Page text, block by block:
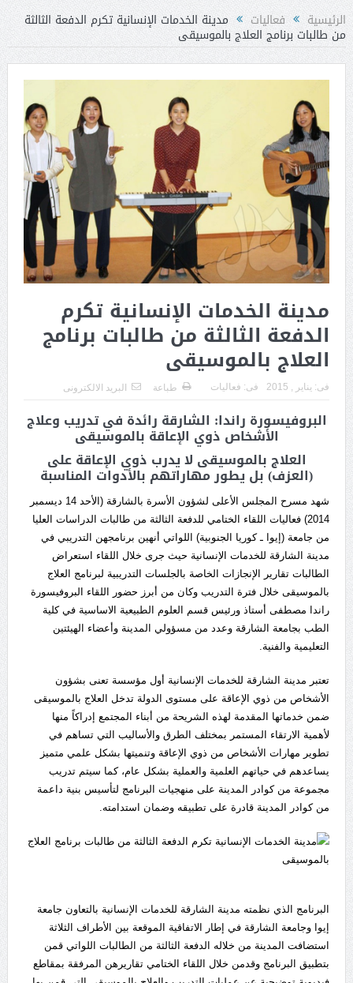
الرئيسية فعاليات مدينة الخدمات الإنسانية تكرم الدفعة الثالثة
من طالبات برنامج العلاج بالموسيقى
مدينة الخدمات الإنسانية تكرم
الدفعة الثالثة من طالبات برنامج
العلاج بالموسيقى
فى: يناير , 2015 فى: فعاليات طباعة البريد الالكترونى
البروفيسورة راندا: الشارقة رائدة في تدريب وعلاج
الأشخاص ذوي الإعاقة بالموسيقى
العلاج بالموسيقى لا يدرب ذوي الإعاقة على
(العزف) بل يطور مهاراتهم بالأدوات المناسبة
شهد مسرح المجلس الأعلى لشؤون الأسرة بالشارقة (الأحد 14 ديسمبر
2014) فعاليات اللقاء الختامي للدفعة الثالثة من طالبات الدراسات العليا
من جامعة (إيوا ـ كوريا الجنوبية) اللواتي أنهين برنامجهن التدريبي في
مدينة الشارقة للخدمات الإنسانية حيث جرى خلال اللقاء استعراض
الطالبات تقارير الإنجازات الخاصة بالجلسات التدريبية لبرنامج العلاج
بالموسيقى خلال فترة التدريب وكان من أبرز حضور اللقاء البروفيسورة
راندا مصطفى أستاذ ورئيس قسم العلوم الطبيعية الاساسية في كلية
الطب بجامعة الشارقة وعدد من مسؤولي المدينة وأعضاء الهيئتين
التعليمية والفنية.
تعتبر مدينة الشارقة للخدمات الإنسانية أول مؤسسة تعنى بشؤون
الأشخاص من ذوي الإعاقة على مستوى الدولة تدخل العلاج بالموسيقى
ضمن خدماتها المقدمة لهذه الشريحة من أبناء المجتمع إدراكاً منها
لأهمية الارتقاء المستمر بمختلف الطرق والأساليب التي تساهم في
تطوير مهارات الأشخاص من ذوي الإعاقة وتنميتها بشكل علمي متميز
يساعدهم في حياتهم العلمية والعملية بشكل عام، كما سيتم تدريب
مجموعة من كوادر المدينة على منهجيات البرنامج لتأسيس بنية داعمة
من كوادر المدينة قادرة على تطبيقه وضمان استدامته.
البرنامج الذي نظمته مدينة الشارقة للخدمات الإنسانية بالتعاون جامعة
إيوا وجامعة الشارقة في إطار الاتفاقية الموقعة بين الأطراف الثلاثة
استضافت المدينة من خلاله الدفعة الثالثة من الطالبات اللواتي قمن
بتطبيق البرنامج وقدمن خلال اللقاء الختامي تقاريرهن المرفقة بمقاطع